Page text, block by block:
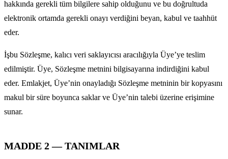
hakkında gerekli tüm bilgilere sahip olduğunu ve bu doğrultuda
elektronik ortamda gerekli onayı verdiğini beyan, kabul ve taahhüt
eder.
İşbu Sözleşme, kalıcı veri saklayıcısı aracılığıyla Üye’ye teslim
edilmiştir. Üye, Sözleşme metnini bilgisayarına indirdiğini kabul
eder. Emlakjet, Üye’nin onayladığı Sözleşme metninin bir kopyasını
makul bir süre boyunca saklar ve Üye’nin talebi üzerine erişimine
sunar.
MADDE 2 — TANIMLAR